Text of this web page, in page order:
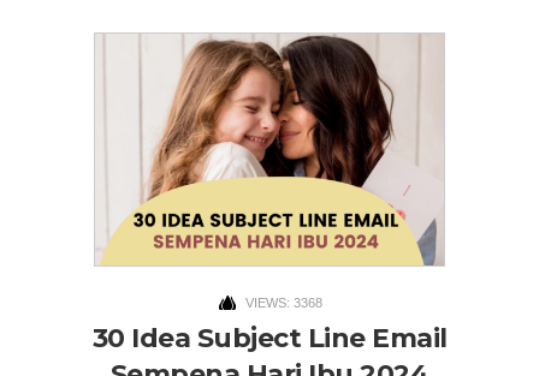
VIEWS: 3368
30 Idea Subject Line Email